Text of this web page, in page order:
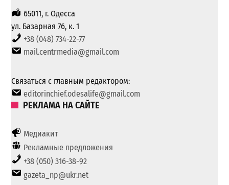
65011, г. Одесса
ул. Базарная 76, к. 1
+38 (048) 734-22-77
mail.centrmedia@gmail.com
Связаться с главным редактором:
editorinchief.odesalife@gmail.com
РЕКЛАМА НА САЙТЕ
Медиакит
Рекламные предложения
+38 (050) 316-38-92
gazeta_np@ukr.net